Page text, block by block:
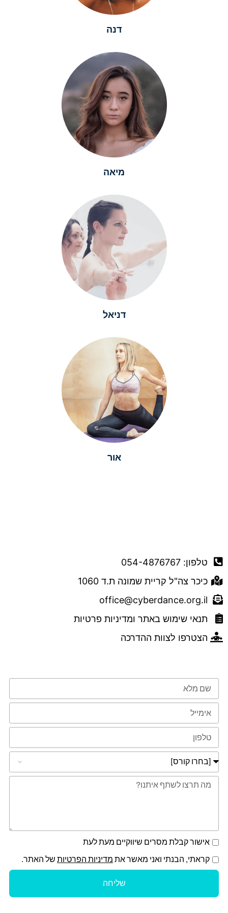
דנה
מיאה
דניאל
אור
טלפון: 054-4876767
כיכר צה"ל קריית שמונה ת.ד 1060
office@cyberdance.org.il
תנאי שימוש באתר ומדיניות פרטיות
הצטרפו לצוות ההדרכה
אישור קבלת מסרים שיווקיים מעת לעת
קראתי, הבנתי ואני מאשר את מדיניות הפרטיות של האתר.
שליחה